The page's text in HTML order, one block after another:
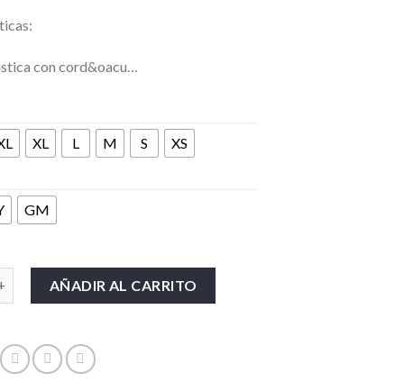
con cord&oacu…
XL L M S XS
GM
Cuff French Terry cantidad
AÑADIR AL CARRITO